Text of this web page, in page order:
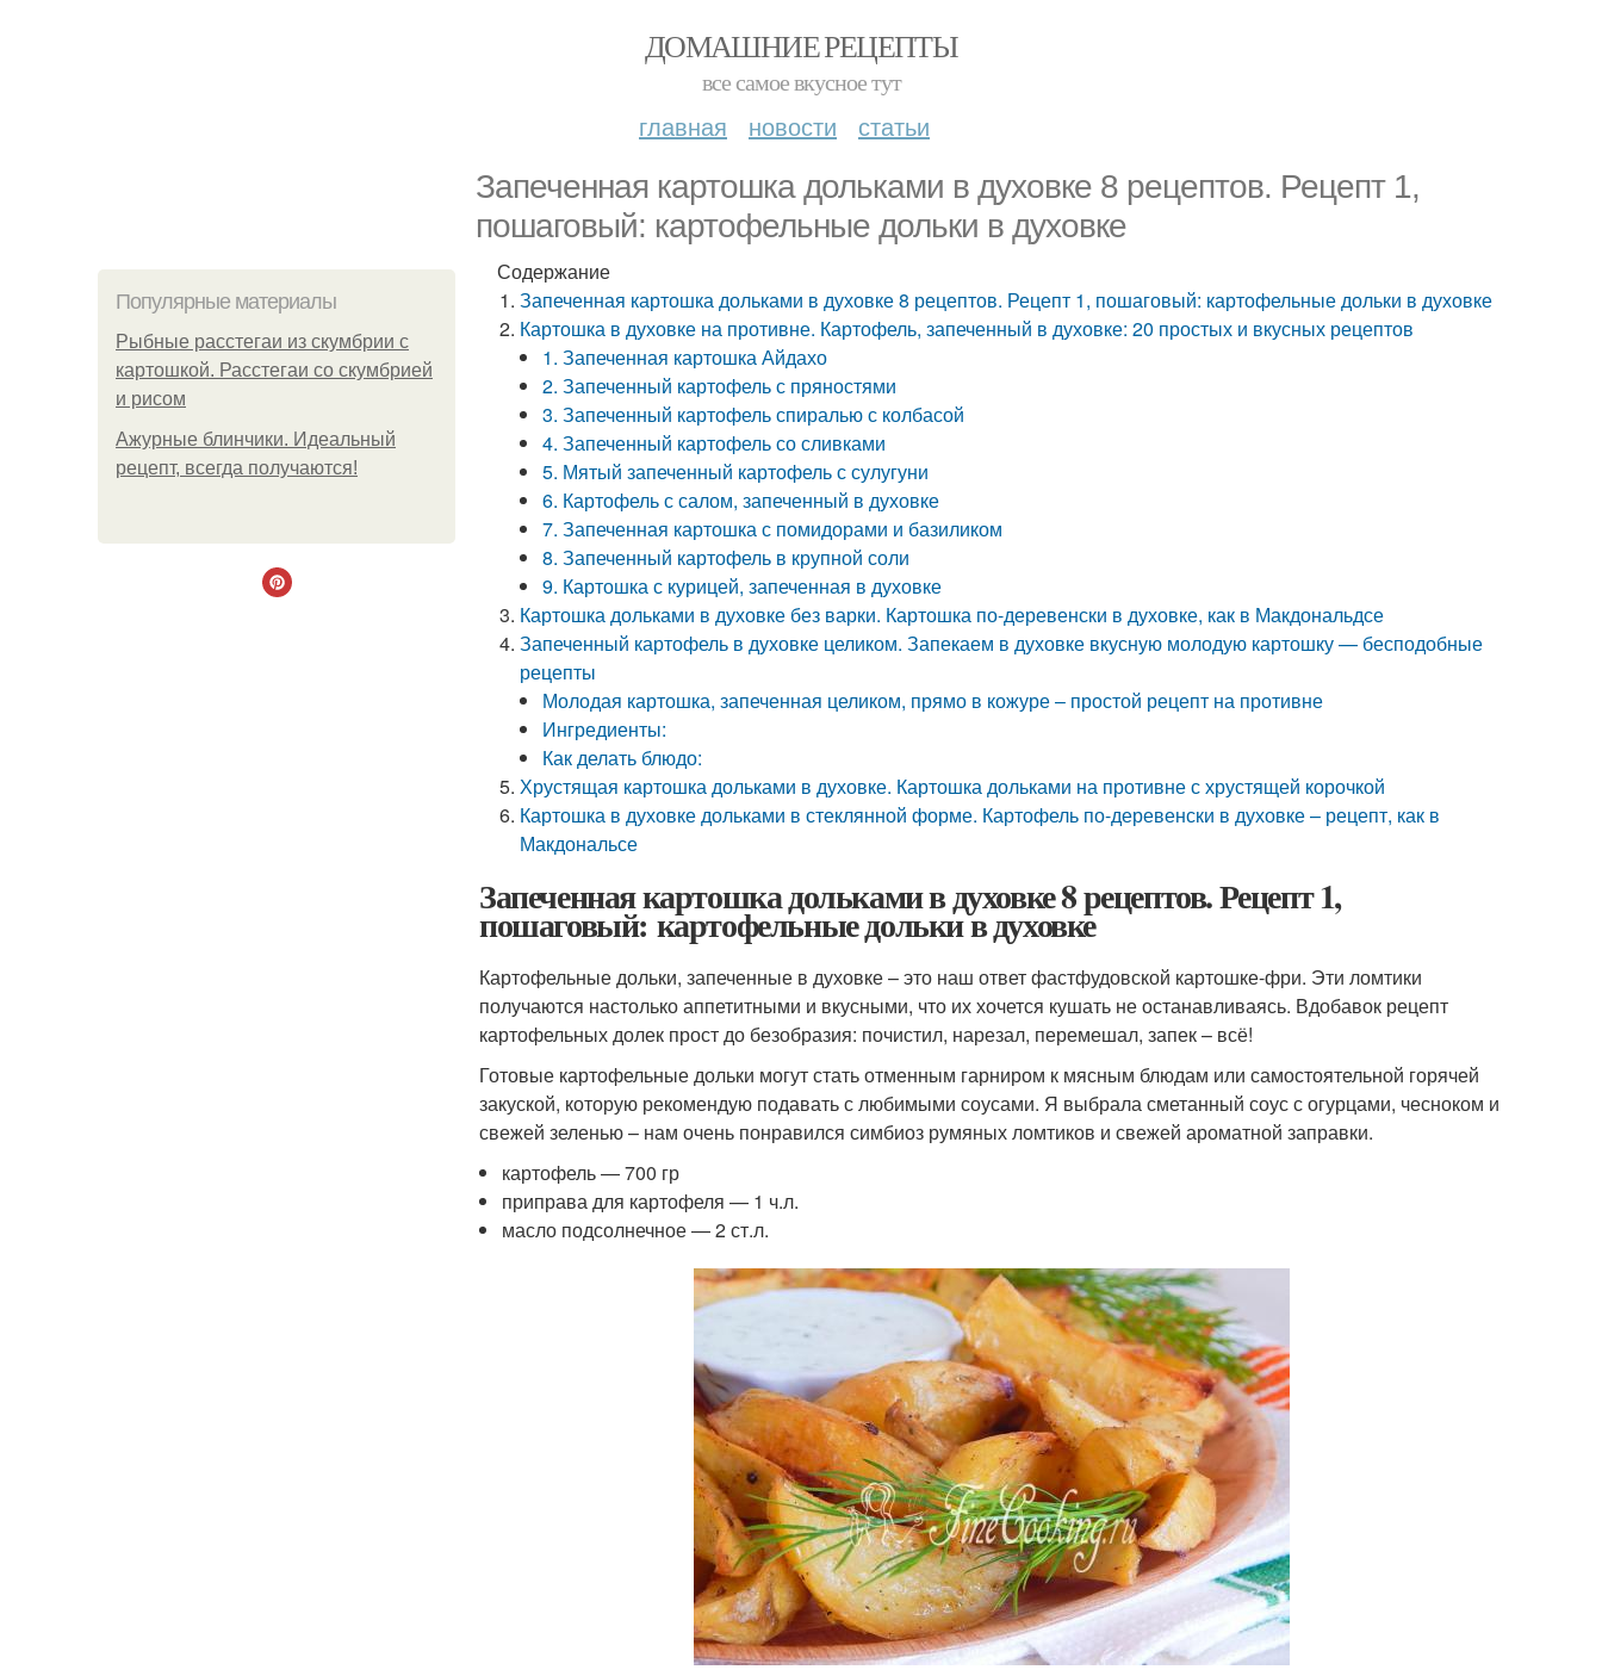
ДОМАШНИЕ РЕЦЕПТЫ
все самое вкусное тут
главная новости статьи
Запеченная картошка дольками в духовке 8 рецептов. Рецепт 1,
пошаговый: картофельные дольки в духовке
Популярные материалы
Рыбные расстегаи из скумбрии с
картошкой. Расстегаи со скумбрией
и рисом
Ажурные блинчики. Идеальный
рецепт, всегда получаются!
Содержание
Запеченная картошка дольками в духовке 8 рецептов. Рецепт 1, пошаговый: картофельные дольки в духовке
Картошка в духовке на противне. Картофель, запеченный в духовке: 20 простых и вкусных рецептов
1. Запеченная картошка Айдахо
2. Запеченный картофель с пряностями
3. Запеченный картофель спиралью с колбасой
4. Запеченный картофель со сливками
5. Мятый запеченный картофель с сулугуни
6. Картофель с салом, запеченный в духовке
7. Запеченная картошка с помидорами и базиликом
8. Запеченный картофель в крупной соли
9. Картошка с курицей, запеченная в духовке
Картошка дольками в духовке без варки. Картошка по-деревенски в духовке, как в Макдональдсе
Запеченный картофель в духовке целиком. Запекаем в духовке вкусную молодую картошку — бесподобные
рецепты
Молодая картошка, запеченная целиком, прямо в кожуре – простой рецепт на противне
Ингредиенты:
Как делать блюдо:
Хрустящая картошка дольками в духовке. Картошка дольками на противне с хрустящей корочкой
Картошка в духовке дольками в стеклянной форме. Картофель по-деревенски в духовке – рецепт, как в
Макдональсе
Запеченная картошка дольками в духовке 8 рецептов. Рецепт 1,
пошаговый: картофельные дольки в духовке
Картофельные дольки, запеченные в духовке – это наш ответ фастфудовской картошке-фри. Эти ломтики
получаются настолько аппетитными и вкусными, что их хочется кушать не останавливаясь. Вдобавок рецепт
картофельных долек прост до безобразия: почистил, нарезал, перемешал, запек – всё!
Готовые картофельные дольки могут стать отменным гарниром к мясным блюдам или самостоятельной горячей
закуской, которую рекомендую подавать с любимыми соусами. Я выбрала сметанный соус с огурцами, чесноком и
свежей зеленью – нам очень понравился симбиоз румяных ломтиков и свежей ароматной заправки.
картофель — 700 гр
приправа для картофеля — 1 ч.л.
масло подсолнечное — 2 ст.л.